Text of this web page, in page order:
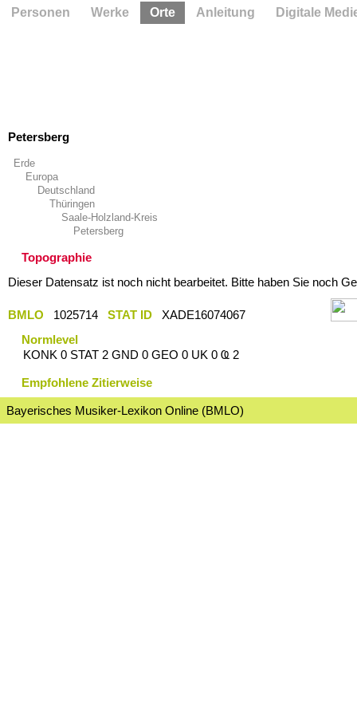
Petersberg
Erde
Europa
Deutschland
Thüringen
Saale-Holzland-Kreis
Petersberg
Topographie
Dieser Datensatz ist noch nicht bearbeitet. Bitte haben Sie noch
BMLO 1025714 STAT ID
XADE16074067
Normlevel
KONK 0 STAT 2 GND 0 GEO 0 UK 0 Ҩ 2
Empfohlene Zitierweise
Bayerisches Musiker-Lexikon Online (BMLO)
Personen Werke Orte Anleitung Digitale